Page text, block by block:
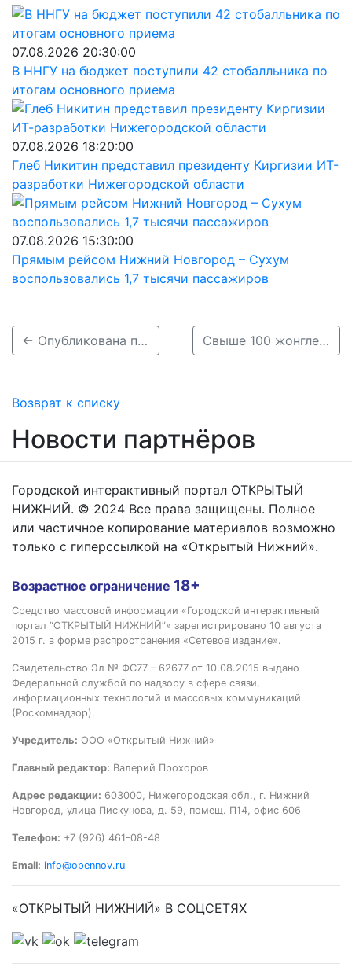
07.08.2026 20:30:00
В ННГУ на бюджет поступили 42 стобалльника по
итогам основного приема
07.08.2026 18:20:00
Глеб Никитин представил президенту Киргизии ИТ-
разработки Нижегородской области
07.08.2026 15:30:00
Прямым рейсом Нижний Новгород – Сухум
воспользовались 1,7 тысячи пассажиров
← Опубликована программа «Столицы закатов» в Нижнем Новгороде на 5-7 августа Свыше 100 жонглеров поучаствовали в новом рекорде России в Нижнем Новгороде →
Возврат к списку
Новости партнёров
Городской интерактивный портал ОТКРЫТЫЙ
НИЖНИЙ. © 2024 Все права защищены. Полное
или частичное копирование материалов возможно
только с гиперссылкой на «Открытый Нижний».
Возрастное ограничение 18+
Средство массовой информации «Городской интерактивный
портал “ОТКРЫТЫЙ НИЖНИЙ”» зарегистрировано 10 августа
2015 г. в форме распространения «Сетевое издание».
Свидетельство Эл № ФС77 – 62677 от 10.08.2015 выдано
Федеральной службой по надзору в сфере связи,
информационных технологий и массовых коммуникаций
(Роскомнадзор).
Учредитель: ООО «Открытый Нижний»
Главный редактор: Валерий Прохоров
Адрес редакции: 603000, Нижегородская обл., г. Нижний
Новгород, улица Пискунова, д. 59, помещ. П14, офис 606
Телефон: +7 (926) 461-08-48
Email: info@opennov.ru
«ОТКРЫТЫЙ НИЖНИЙ» В СОЦСЕТЯХ